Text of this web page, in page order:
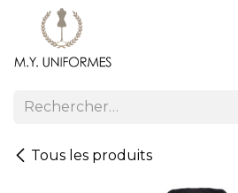
Se rendre au contenu
Tous les produits